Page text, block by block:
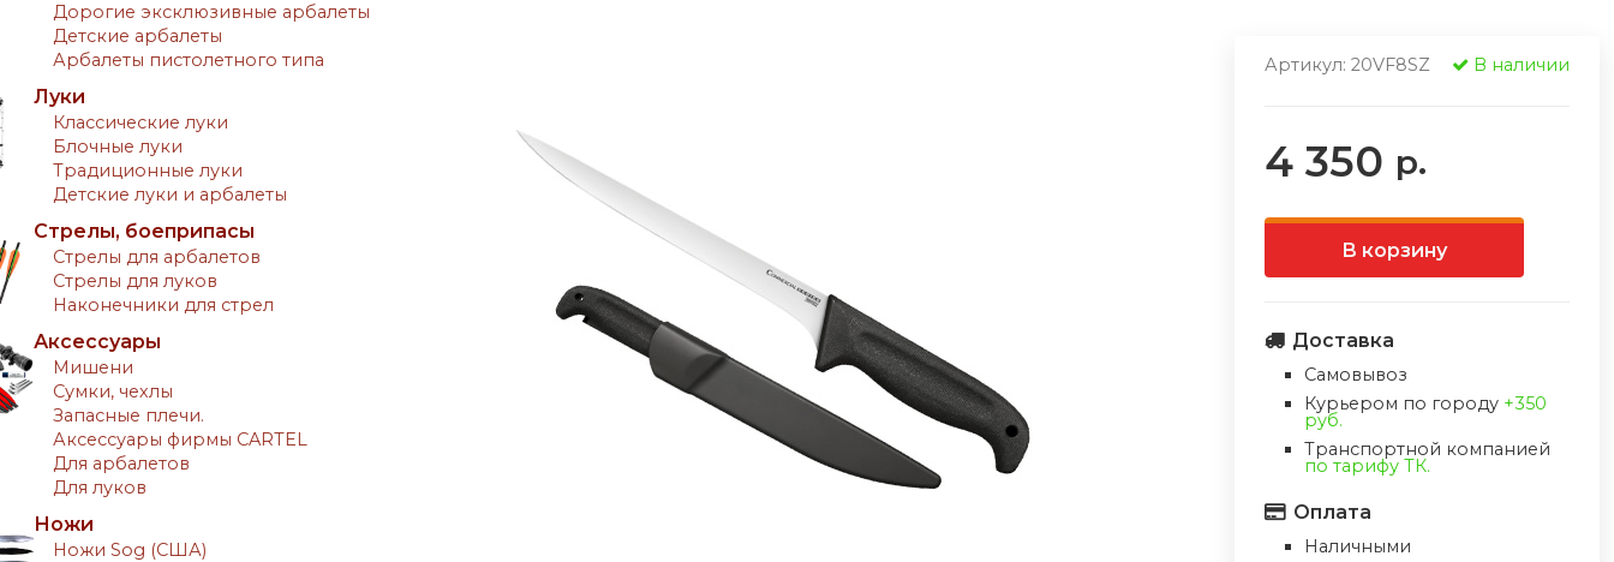
Дорогие эксклюзивные арбалеты
Детские арбалеты
Арбалеты пистолетного типа
Луки
Классические луки
Блочные луки
Традиционные луки
Детские луки и арбалеты
Стрелы, боеприпасы
Стрелы для арбалетов
Стрелы для луков
Наконечники для стрел
Аксессуары
Мишени
Сумки, чехлы
Запасные плечи.
Аксессуары фирмы CARTEL
Для арбалетов
Для луков
Ножи
Ножи Sog (США)
Артикул: 20VF8SZ В наличии
4 350 р.
В корзину
Доставка
Самовывоз
Курьером по городу +350
руб.
Транспортной компанией
по тарифу ТК.
Оплата
Наличными